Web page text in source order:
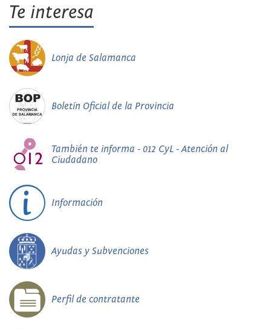
Te interesa
Lonja de Salamanca
Boletín Oficial de la Provincia
También te informa - 012 CyL - Atención al
Ciudadano
Información
Ayudas y Subvenciones
Perfil de contratante